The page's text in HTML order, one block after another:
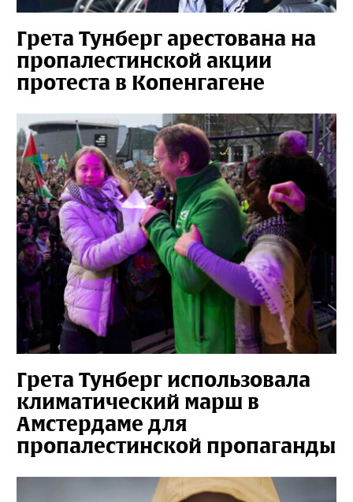
Грета Тунберг арестована на
пропалестинской акции
протеста в Копенгагене
Грета Тунберг использовала
климатический марш в
Амстердаме для
пропалестинской пропаганды